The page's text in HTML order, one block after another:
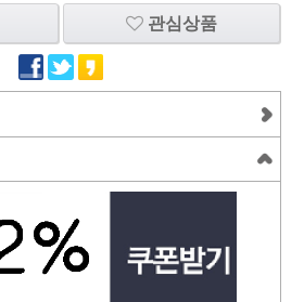
관심상품